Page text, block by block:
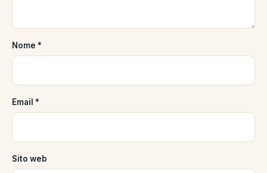
Nome *
Email *
Sito web